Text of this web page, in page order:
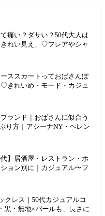
痛い？ダサい？50代大人は
きれい見え」♡フレアやシャ
ススカートっておばさんぽ
きれいめ・モード・カジュ
ランド｜おばさんに似合う
り方｜アシーナNY・ヘレン
】居酒屋・レストラン・ホ
ョン別に｜カジュアル〜フ
クレス｜50代カジュアルコ
黒・無地×パールも、長さに